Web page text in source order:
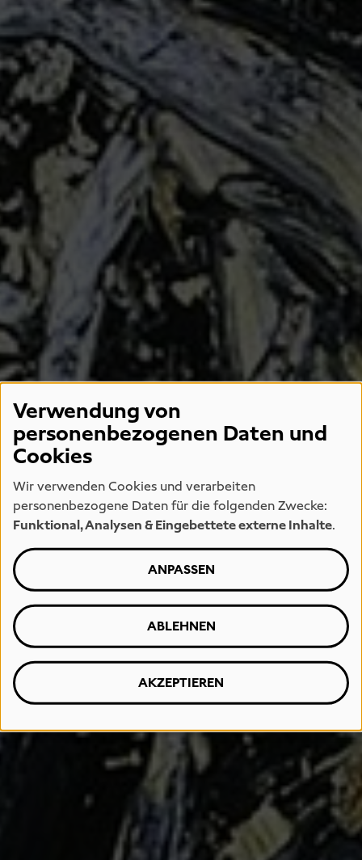
Verwendung von
personenbezogenen Daten und
Cookies
Wir verwenden Cookies und verarbeiten
personenbezogene Daten für die folgenden Zwecke:
Funktional, Analysen & Eingebettete externe Inhalte.
ANPASSEN
ABLEHNEN
AKZEPTIEREN